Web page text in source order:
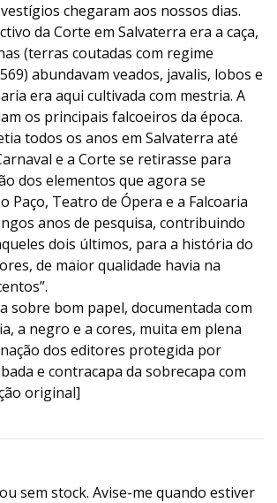
chegaram aos nossos dias.
da Corte em Salvaterra era a caça,
(terras coutadas com regime
abundavam veados, javalis, lobos e
era aqui cultivada com mestria. A
os principais falcoeiros da época.
todos os anos em Salvaterra até
e a Corte se retirasse para
dos elementos que agora se
Paço, Teatro de Ópera e a Falcoaria
anos de pesquisa, contribuindo
dois últimos, para a história do
de maior qualidade havia na
sobre bom papel, documentada com
a negro e a cores, muita em plena
dos editores protegida por
e contracapa da sobrecapa com
original]
sem stock. Avise-me quando estiver